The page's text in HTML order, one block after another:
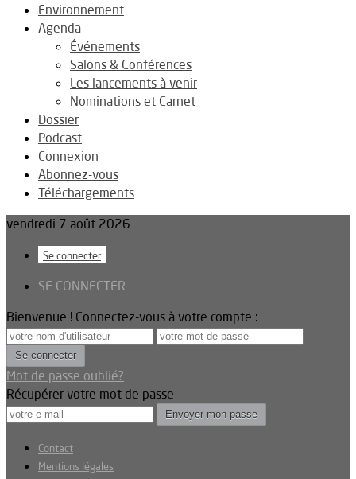
Environnement
Agenda
Événements
Salons & Conférences
Les lancements à venir
Nominations et Carnet
Dossier
Podcast
Connexion
Abonnez-vous
Téléchargements
vendredi 7 août 2026
Se connecter
SE CONNECTER
Bienvenue ! Connectez-vous à votre compte :
Mot de passe oublié?
Récupérer votre mot de passe
Contact
Mentions légales